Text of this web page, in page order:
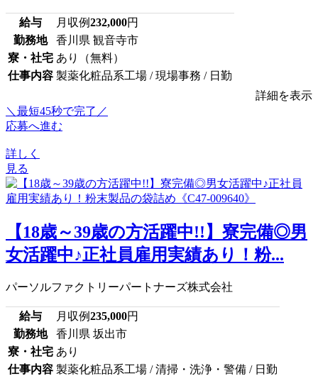
給与 月収例232,000円
勤務地
香川県 観音寺市
寮・社宅 あり（無料）
仕事内容 製薬化粧品系工場 / 現場事務 / 日勤
詳細を表示
＼最短45秒で完了／
応募へ進む
詳しく
見る
【18歳～39歳の方活躍中!!】寮完備◎男
女活躍中♪正社員雇用実績あり！粉...
パーソルファクトリーパートナーズ株式会社
給与 月収例235,000円
勤務地
香川県 坂出市
寮・社宅 あり
仕事内容 製薬化粧品系工場 / 清掃・洗浄・警備 / 日勤